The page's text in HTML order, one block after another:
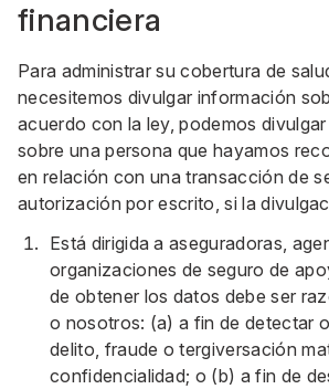
financiera
Para administrar su cobertura de
necesitemos divulgar información
acuerdo con la ley, podemos
sobre una persona que hayamos
en relación con una transacción de
autorización por escrito, si la
Está dirigida a aseguradoras,
organizaciones de seguro de
de obtener los datos debe ser
o nosotros: (a) a fin de detectar
delito, fraude o tergiversación
confidencialidad; o (b) a fin de